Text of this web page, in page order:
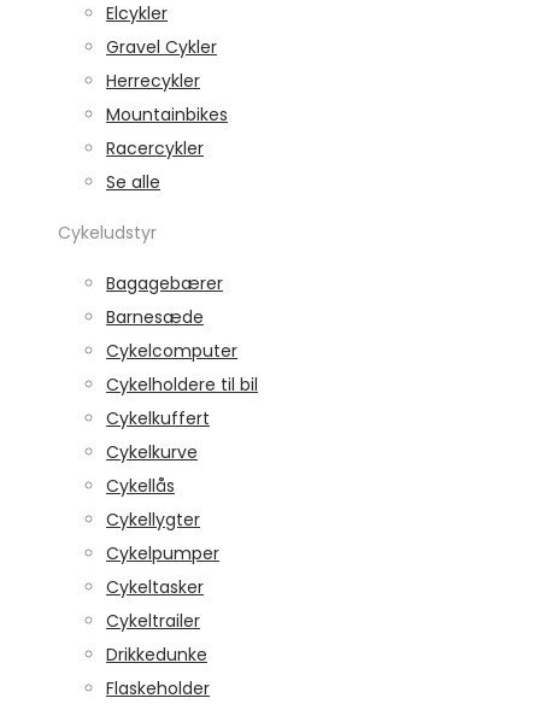
Elcykler
Gravel Cykler
Herrecykler
Mountainbikes
Racercykler
Se alle
Cykeludstyr
Bagagebærer
Barnesæde
Cykelcomputer
Cykelholdere til bil
Cykelkuffert
Cykelkurve
Cykellås
Cykellygter
Cykelpumper
Cykeltasker
Cykeltrailer
Drikkedunke
Flaskeholder